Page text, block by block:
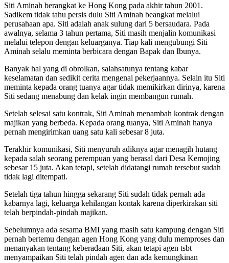
Siti Aminah berangkat ke Hong Kong pada akhir tahun 2001.
Sadikem tidak tahu persis dulu Siti Aminah beangkat melalui
perusahaan apa. Siti adalah anak sulung dari 5 bersaudara. Pada
awalnya, selama 3 tahun pertama, Siti masih menjalin komunikasi
melalui telepon dengan keluarganya. Tiap kali mengubungi Siti
Aminah selalu meminta berbicara dengan Bapak dan Ibunya.
Banyak hal yang di obrolkan, salahsatunya tentang kabar
keselamatan dan sedikit cerita mengenai pekerjaannya. Selain itu Siti
meminta kepada orang tuanya agar tidak memikirkan dirinya, karena
Siti sedang menabung dan kelak ingin membangun rumah.
Setelah selesai satu kontrak, Siti Aminah menambah kontrak dengan
majikan yang berbeda. Kepada orang tuanya, Siti Aminah hanya
pernah mengirimkan uang satu kali sebesar 8 juta.
Terakhir komunikasi, Siti menyuruh adiknya agar menagih hutang
kepada salah seorang perempuan yang berasal dari Desa Kemojing
sebesar 15 juta. Akan tetapi, setelah didatangi rumah tersebut sudah
tidak lagi ditempati.
Setelah tiga tahun hingga sekarang Siti sudah tidak pernah ada
kabarnya lagi, keluarga kehilangan kontak karena diperkirakan siti
telah berpindah-pindah majikan.
Sebelumnya ada sesama BMI yang masih satu kampung dengan Siti
pernah bertemu dengan agen Hong Kong yang dulu memproses dan
menanyakan tentang keberadaan Siti, akan tetapi agen tsbt
menyampaikan Siti telah pindah agen dan ada kemungkinan